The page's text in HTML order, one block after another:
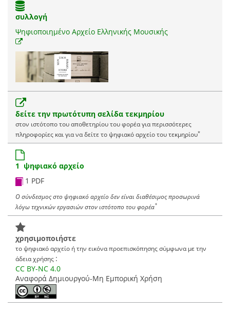
συλλογή
Ψηφιοποιημένο Αρχείο Ελληνικής Μουσικής
δείτε την πρωτότυπη σελίδα τεκμηρίου
στον ιστότοπο του αποθετηρίου του φορέα για περισσότερες
πληροφορίες και για να δείτε το ψηφιακό αρχείο του τεκμηρίου*
1 ψηφιακό αρχείο
1 PDF
Ο σύνδεσμος στο ψηφιακό αρχείο δεν είναι διαθέσιμος προσωρινά
λόγω τεχνικών εργασιών στον ιστότοπο του φορέα*
χρησιμοποιήστε
το ψηφιακό αρχείο ή την εικόνα προεπισκόπησης σύμφωνα με την
άδεια χρήσης :
CC BY-NC 4.0
Αναφορά Δημιουργού-Μη Εμπορική Χρήση